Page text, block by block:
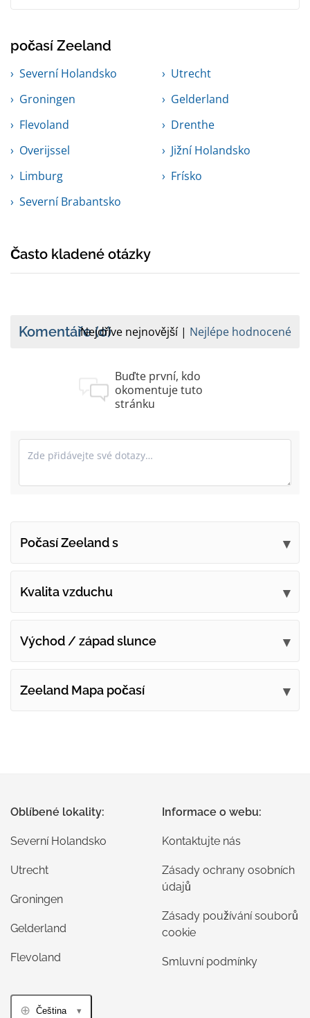
počasí Zeeland
Severní Holandsko
Utrecht
Groningen
Gelderland
Flevoland
Drenthe
Overijssel
Jižní Holandsko
Limburg
Frísko
Severní Brabantsko
Často kladené otázky
Komentáře(0)
Nejdříve nejnovější Nejlépe hodnocené
Buďte první, kdo
okomentuje tuto
stránku
Počasí Zeeland s
Kvalita vzduchu
Východ / západ slunce
Zeeland Mapa počasí
Oblíbené lokality:
Severní Holandsko
Utrecht
Groningen
Gelderland
Flevoland
Informace o webu:
Kontaktujte nás
Zásady ochrany osobních
údajů
Zásady používání souborů
cookie
Smluvní podmínky
Čeština